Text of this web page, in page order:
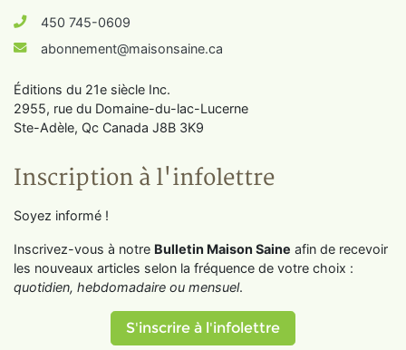
450 745-0609
abonnement@maisonsaine.ca
Éditions du 21e siècle Inc.
2955, rue du Domaine-du-lac-Lucerne
Ste-Adèle, Qc Canada J8B 3K9
Inscription à l'infolettre
Soyez informé !
Inscrivez-vous à notre Bulletin Maison Saine afin de recevoir
les nouveaux articles selon la fréquence de votre choix :
quotidien, hebdomadaire ou mensuel.
S'inscrire à l'infolettre